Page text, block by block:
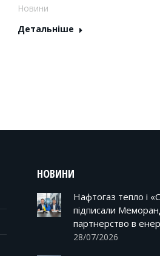
Новини
Детальніше
НОВИНИ
Нафтогаз тепло і
підписали
партнерство в
28/07/2026